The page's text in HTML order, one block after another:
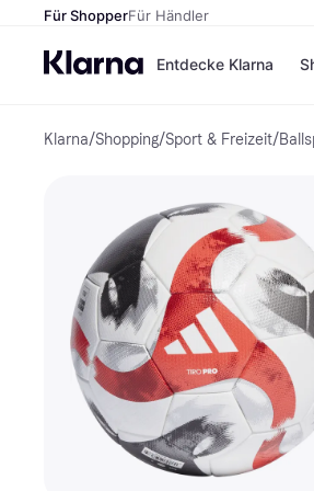
Für ShopperFür Händler
Entdecke Klarna
Klarna/Shopping/Sport & Freizeit/